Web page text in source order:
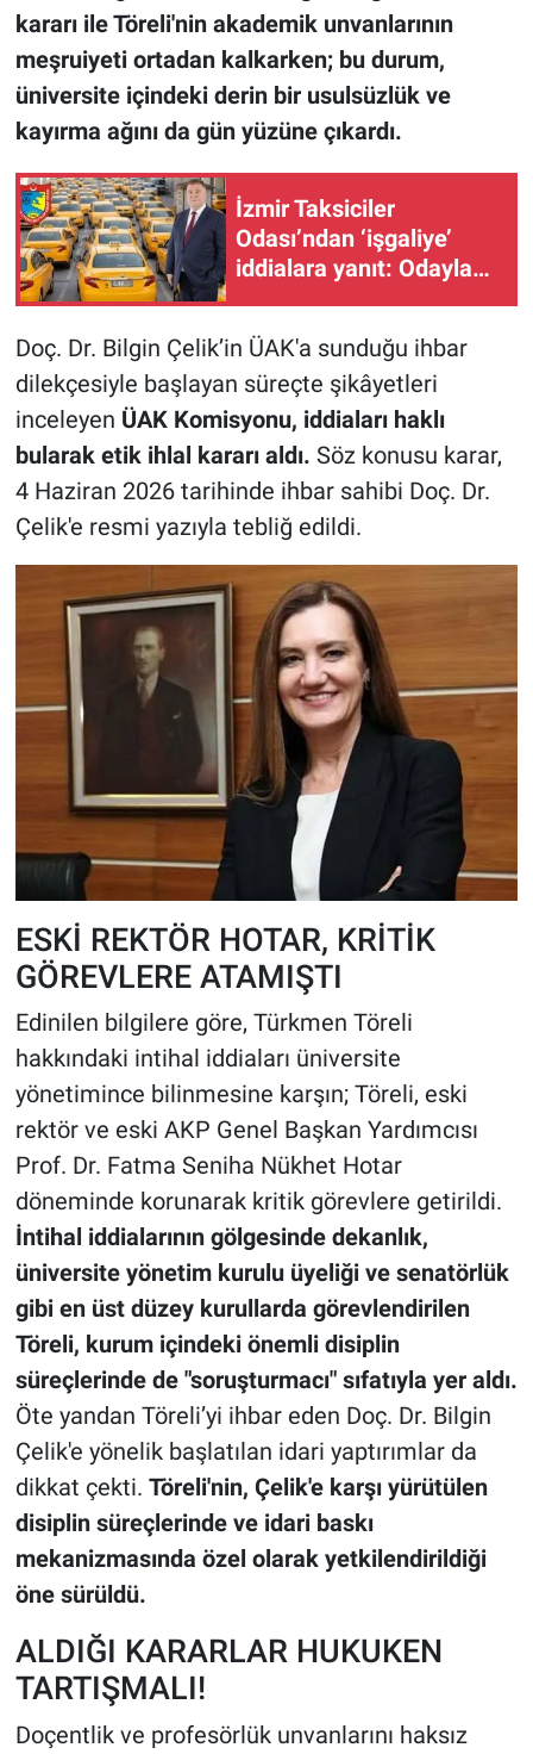
kararı ile Töreli'nin akademik unvanlarının
meşruiyeti ortadan kalkarken; bu durum,
üniversite içindeki derin bir usulsüzlük ve
kayırma ağını da gün yüzüne çıkardı.
İzmir Taksiciler
Odası’ndan ‘işgaliye’
iddialara yanıt: Odayla
Doç. Dr. Bilgin Çelik’in ÜAK'a sunduğu ihbar
dilekçesiyle başlayan süreçte şikâyetleri
inceleyen ÜAK Komisyonu, iddiaları haklı
bularak etik ihlal kararı aldı. Söz konusu karar,
4 Haziran 2026 tarihinde ihbar sahibi Doç. Dr.
Çelik'e resmi yazıyla tebliğ edildi.
ESKİ REKTÖR HOTAR, KRİTİK
GÖREVLERE ATAMIŞTI
Edinilen bilgilere göre, Türkmen Töreli
hakkındaki intihal iddiaları üniversite
yönetimince bilinmesine karşın; Töreli, eski
rektör ve eski AKP Genel Başkan Yardımcısı
Prof. Dr. Fatma Seniha Nükhet Hotar
döneminde korunarak kritik görevlere getirildi.
İntihal iddialarının gölgesinde dekanlık,
üniversite yönetim kurulu üyeliği ve senatörlük
gibi en üst düzey kurullarda görevlendirilen
Töreli, kurum içindeki önemli disiplin
süreçlerinde de "soruşturmacı" sıfatıyla yer aldı.
Öte yandan Töreli’yi ihbar eden Doç. Dr. Bilgin
Çelik'e yönelik başlatılan idari yaptırımlar da
dikkat çekti. Töreli'nin, Çelik'e karşı yürütülen
disiplin süreçlerinde ve idari baskı
mekanizmasında özel olarak yetkilendirildiği
öne sürüldü.
ALDIĞI KARARLAR HUKUKEN
TARTIŞMALI!
Doçentlik ve profesörlük unvanlarını haksız